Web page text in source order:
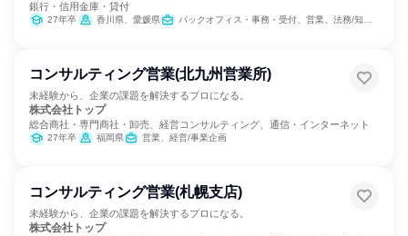
銀行・信用金庫・貸付
27年卒 香川県、愛媛県 バックオフィス・事務・受付、営業、法務/知財、広報/IR
コンサルティング営業(北九州営業所)
未経験から、企業の課題を解決するプロになる。
株式会社トップ
総合商社・専門商社・卸売、経営コンサルティング、通信・インターネット
27年卒 福岡県 営業、経営/事業企画
コンサルティング営業(札幌支店)
未経験から、企業の課題を解決するプロになる。
株式会社トップ